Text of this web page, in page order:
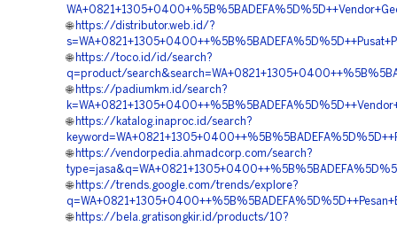
🌐 https://distributor.web.id/?
🌐 https://toco.id/id/search?
q=product/
🌐 https://padiumkm.id/search?
🌐 https://katalog.inaproc.id/search?
🌐 https://vendorpedia.ahmadcorp.com/search?
🌐 https://trends.google.com/trends/explore?
🌐 https://bela.gratisongkir.id/products/10?